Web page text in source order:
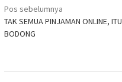
Navigasi
pos
Pos sebelumnya
TAK SEMUA PINJAMAN ONLINE, ITU
BODONG